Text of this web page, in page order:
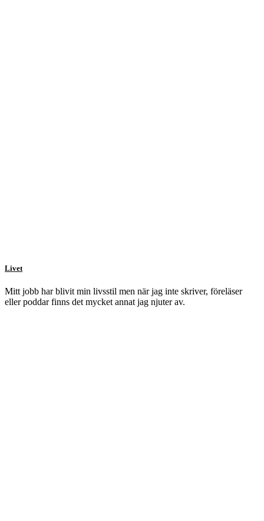
Livet
Mitt jobb har blivit min livsstil men när jag inte skriver, föreläser
eller poddar finns det mycket annat jag njuter av.